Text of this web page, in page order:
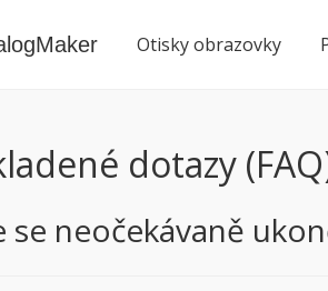
Otisky obrazovky
dotazy
se neočekávaně